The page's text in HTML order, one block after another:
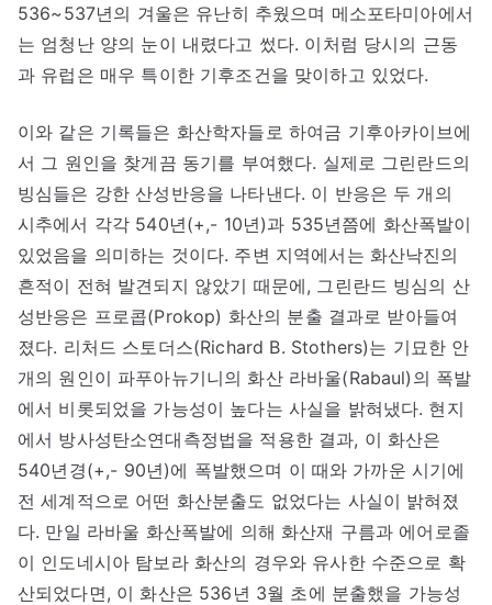
536~537년의 겨울은 유난히 추웠으며 메소포타미아에서
는 엄청난 양의 눈이 내렸다고 썼다. 이처럼 당시의 근동
과 유럽은 매우 특이한 기후조건을 맞이하고 있었다.
이와 같은 기록들은 화산학자들로 하여금 기후아카이브에
서 그 원인을 찾게끔 동기를 부여했다. 실제로 그린란드의
빙심들은 강한 산성반응을 나타낸다. 이 반응은 두 개의
시추에서 각각 540년(+,- 10년)과 535년쯤에 화산폭발이
있었음을 의미하는 것이다. 주변 지역에서는 화산낙진의
흔적이 전혀 발견되지 않았기 때문에, 그린란드 빙심의 산
성반응은 프로콥(Prokop) 화산의 분출 결과로 받아들여
졌다. 리처드 스토더스(Richard B. Stothers)는 기묘한 안
개의 원인이 파푸아뉴기니의 화산 라바울(Rabaul)의 폭발
에서 비롯되었을 가능성이 높다는 사실을 밝혀냈다. 현지
에서 방사성탄소연대측정법을 적용한 결과, 이 화산은
540년경(+,- 90년)에 폭발했으며 이 때와 가까운 시기에
전 세계적으로 어떤 화산분출도 없었다는 사실이 밝혀졌
다. 만일 라바울 화산폭발에 의해 화산재 구름과 에어로졸
이 인도네시아 탐보라 화산의 경우와 유사한 수준으로 확
산되었다면, 이 화산은 536년 3월 초에 분출했을 가능성